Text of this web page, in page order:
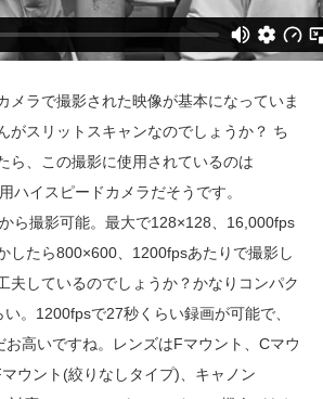
メラで撮影された映像が基本になっていま
がスリットスキャンなのでしょうか？ ち
ら、この撮影に使用されているのは
ハイスピードカメラだそうです。
ら撮影可能。最大で128×128、16,000fps
したら800×600、1200fpsあたりで撮影し
夫しているのでしょうか？かなりコンパク
い。1200fpsで27秒くらい録画が可能で、
お高いですね。レンズはFマウント、Cマウ
ウント(絞りなしタイプ)、キャノン